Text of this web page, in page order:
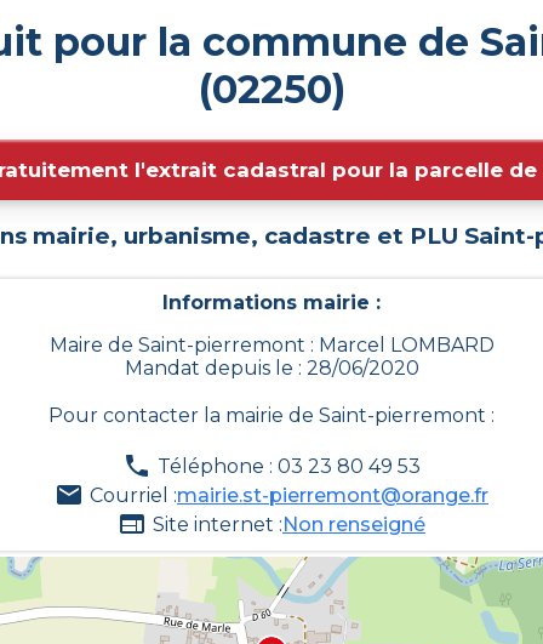
pour la commune de
(02250)
l'extrait cadastral pour la parcelle de
mairie, urbanisme, cadastre et PLU
Informations mairie :
Maire de Saint-pierremont : Marcel LOMBARD
Mandat depuis le : 28/06/2020
Pour contacter la mairie de Saint-pierremont :
Téléphone : 03 23 80 49 53
Courriel :mairie.st-pierremont@orange.fr
Site internet :Non renseigné